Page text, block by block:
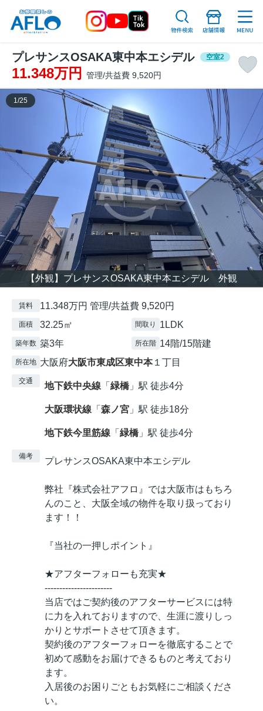
プレサンスOSAKA東中本エシデル 空室2
11.348万円 管理/共益費 9,520円
【外観】プレサンスOSAKA東中本エシデル 外観
1 /25
賃料 11.348万円 管理/共益費 9,520円
面積 32.25㎡ 間取り 1LDK
築年数 築3年 所在階 14階/15階建
所在地 大阪府大阪市東成区東中本１丁目
交通 地下鉄中央線 「 緑橋」駅 徒歩4分
大阪環状線 「 森ノ宮 」駅 徒歩18分
地下鉄今里筋線 「 緑橋」駅 徒歩4分
備考 プレサンスOSAKA東中本エシデル
弊社『株式会社アフロ』では大阪市はもちろ
んのこと、大阪全域の物件を取り扱っており
ます！！
『当社の一押しポイント』
★アフターフォローも充実★
-----------------------
当店ではご契約後のアフターサービスには特
に力を入れておりますので、生涯に渡りしっ
かりとサポートさせて頂きます。
契約後のアフターフォローを徹底することで
初めて感動をお届けできるものと考えており
ます。
入居後のお困りごともお気軽にご相談くださ
い。